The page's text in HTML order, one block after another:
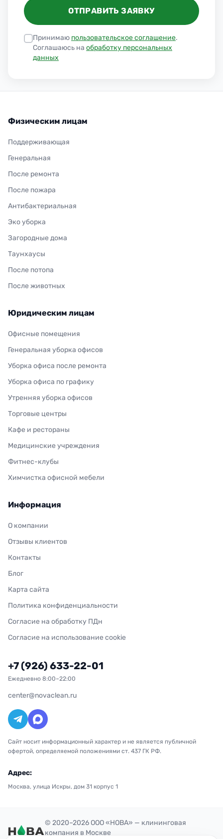
ОТПРАВИТЬ ЗАЯВКУ
Принимаю пользовательское соглашение.
Соглашаюсь на обработку персональных
данных
Физическим лицам
Поддерживающая
Генеральная
После ремонта
После пожара
Антибактериальная
Эко уборка
Загородные дома
Таунхаусы
После потопа
После животных
Юридическим лицам
Офисные помещения
Генеральная уборка офисов
Уборка офиса после ремонта
Уборка офиса по графику
Утренняя уборка офисов
Торговые центры
Кафе и рестораны
Медицинские учреждения
Фитнес-клубы
Химчистка офисной мебели
Информация
О компании
Отзывы клиентов
Контакты
Блог
Карта сайта
Политика конфиденциальности
Согласие на обработку ПДн
Согласие на использование cookie
+7 (926) 633-22-01
Ежедневно 8:00–22:00
center@novaclean.ru
Сайт носит информационный характер и не является публичной
офертой, определяемой положениями ст. 437 ГК РФ.
Адрес:
Москва, улица Искры, дом 31 корпус 1
© 2020–2026 ООО «НОВА» — клининговая
компания в Москве